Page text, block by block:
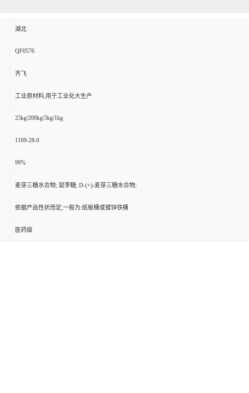
湖北
QF0576
齐飞
工业原材料,用于工业化大生产
25kg/200kg/5kg/1kg
1109-28-0
99%
麦芽三糖水合物; 鼠李糖; D-(+)-麦芽三糖水合物;
依据产品性状而定,一般为:纸板桶或镀锌铁桶
医药级